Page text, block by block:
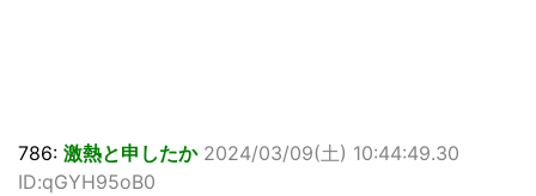
786: 激熱と申したか 2024/03/09(土) 10:44:49.30
ID:qGYH95oB0